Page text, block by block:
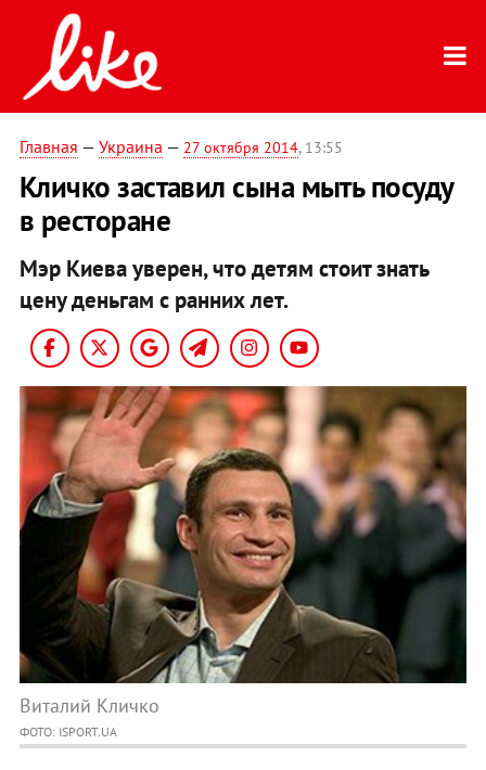
Главная — Украина — 27 октября 2014, 13:55
Кличко заставил сына мыть посуду
в ресторане
Мэр Киева уверен, что детям стоит знать
цену деньгам с ранних лет.
Виталий Кличко
ФОТО: ISPORT.UA